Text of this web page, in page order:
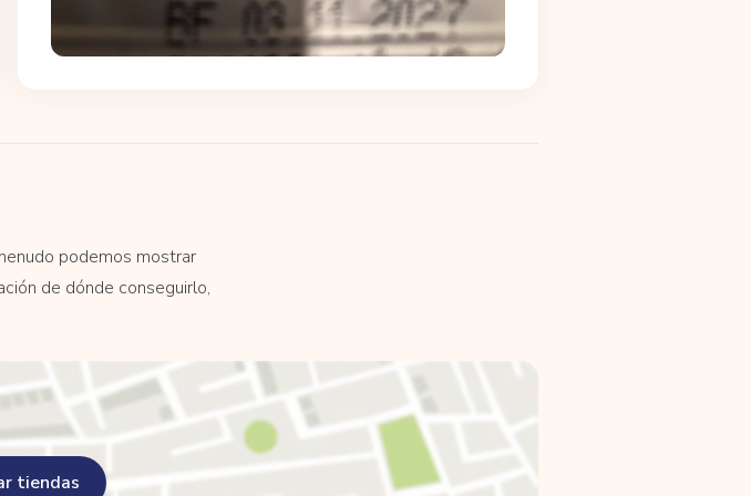
podemos mostrar
de dónde conseguirlo,
tiendas